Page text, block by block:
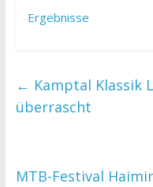
Ergebnisse
← Kamptal Klassik
überrascht
MTB-Festival